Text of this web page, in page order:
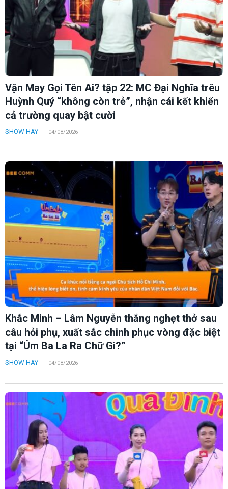
Vận May Gọi Tên Ai? tập 22: MC Đại Nghĩa trêu
Huỳnh Quý “không còn trẻ”, nhận cái kết khiến
cả trường quay bật cười
SHOW HAY 04/08/2026
Khắc Minh – Lâm Nguyễn thắng nghẹt thở sau
câu hỏi phụ, xuất sắc chinh phục vòng đặc biệt
tại “Úm Ba La Ra Chữ Gì?”
SHOW HAY 04/08/2026